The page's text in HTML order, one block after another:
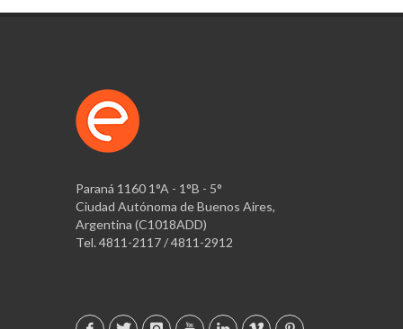
Paraná 1160 1°A - 1°B - 5°
Ciudad Autónoma de Buenos Aires,
Argentina (C1018ADD)
Tel. 4811-2117 / 4811-2912